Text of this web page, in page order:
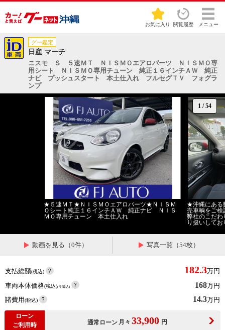
お気に入り 閲覧履歴 メニュー
グー鑑定
日産 マーチ
ニスモ Ｓ ５速ＭＴ ＮＩＳＭＯエアロパーツ ＮＩＳＭＯ専
用シート ＮＩＳＭＯ専用チューン 純正１６インチＡＷ 純正
ナビ プッシュスタート 本土仕入れ フルセグＴＶ フォグラ
ンプ
1 /54
★５速ＭＴ★ＮＩＳＭＯエアロパーツ★ＮＩＳＭ
Ｏシート純正１６インチＡＷ 純正ナビ ＮＩＳ
ＭＯ専用チューン 本土仕入れ
★沖縄にある
売車輌をご検
弊社のこだわ
り扱いして
動画を見る（0件） 写真一覧（54枚）
支払総額(税込) 182.3万円
車両本体価格(税込)(リ済込) 168万円
諸費用(税込) 14.3万円
ローン
ご利用時
通常ローン 月々 33,900 円